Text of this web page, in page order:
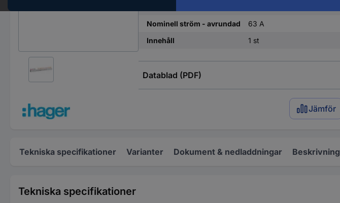
Nominell ström - avrundad
63 A
Innehåll
1 st
Datablad (PDF)
Jämför
Tekniska specifikationer Varianter Dokument & nedladdningar Beskrivning
Tekniska specifikationer